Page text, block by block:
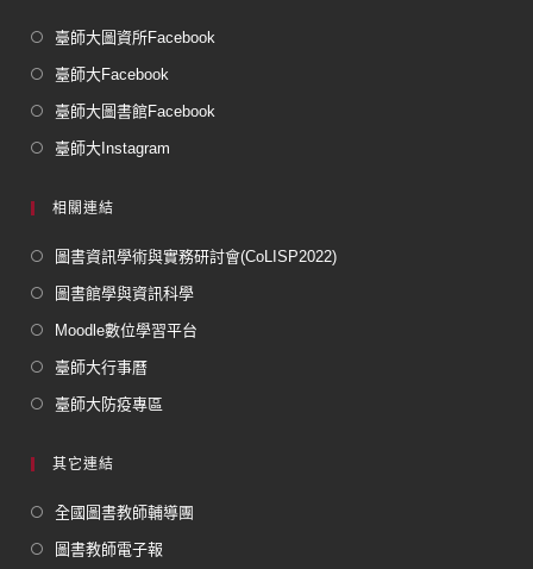
臺師大圖資所Facebook
臺師大Facebook
臺師大圖書館Facebook
臺師大Instagram
相關連結
圖書資訊學術與實務研討會(CoLISP2022)
圖書館學與資訊科學
Moodle數位學習平台
臺師大行事曆
臺師大防疫專區
其它連結
全國圖書教師輔導團
圖書教師電子報